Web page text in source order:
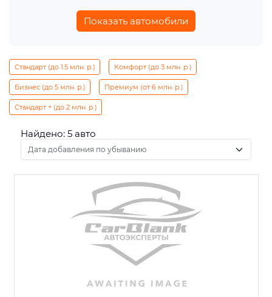
Показать автомобили
Стандарт (до 1.5 млн. р.) Комфорт (до 3 млн. р.)
Бизнес (до 5 млн. р.) Премиум (от 6 млн. р.)
Стандарт + (до 2 млн. р.)
Найдено: 5 авто